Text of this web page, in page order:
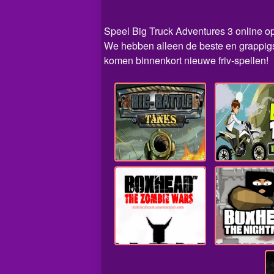
Speel Big Truck Adventures 3 online
We hebben alleen de beste en
komen binnenkort nieuwe friv-spellen!